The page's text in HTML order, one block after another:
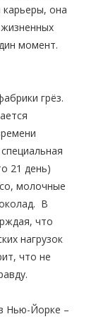
карьеры, она
момент.
грёз.
21 день)
молочные
В
что
нагрузок
что не
Нью-Йорке –